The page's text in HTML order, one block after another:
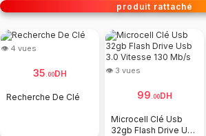
produit rattaché
👁 4 vues
35 00DH
Recherche De Clé
👁 3 vues
99 00DH
Microcell Clé Usb
32gb Flash Drive Usb